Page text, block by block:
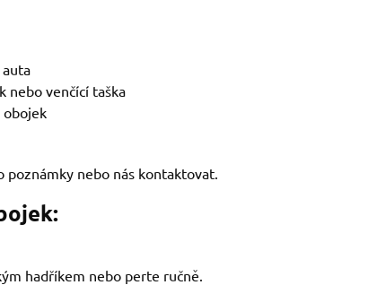
auta
nebo venčící taška
obojek
poznámky nebo nás kontaktovat.
hadříkem nebo perte ručně.